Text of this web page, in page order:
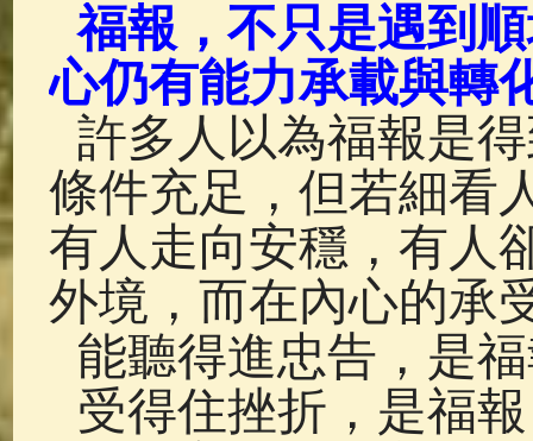
佛典故事(37) 佛說療痔(腫瘤)
福報，不只是遇到
心仍有能力承載與轉
許多人以為福報是
條件充足，但若細看
有人走向安穩，有人
外境，而在內心的承
能聽得進忠告，是
受得住挫折，是福